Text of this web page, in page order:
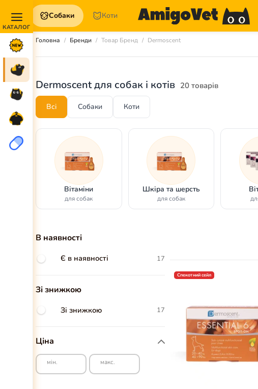
Собаки Коти
Головна Бренди Товар Бренд Dermoscent
Dermoscent для собак і котів 20 товарів
Всі Собаки Коти
Вітаміни
для собак
Шкіра та шерсть
для собак
В наявності
Є в наявності 17
Зі знижкою
Зі знижкою 17
Ціна
мін. макс.
Спекотний сейл
Акції та
Коти
Для